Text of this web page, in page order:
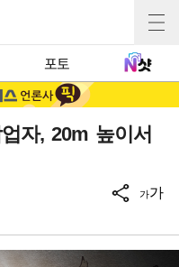
포토
자, 20m 높이서
가가